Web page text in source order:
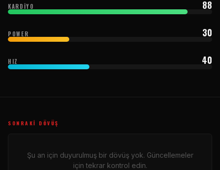
KARDIYO 88
POWER 30
HIZ 40
SONRAKI DÖVÜŞ
Şu an için duyurulmuş bir dövüş yok. Güncellemeler
için tekrar kontrol edin.